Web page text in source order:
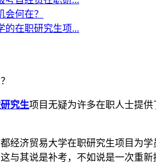
何在？
的在职研究生项...
究生项目无疑为许多在职人士提
经济贸易大学在职研究生项目
与其说是补考，不如说是一次重